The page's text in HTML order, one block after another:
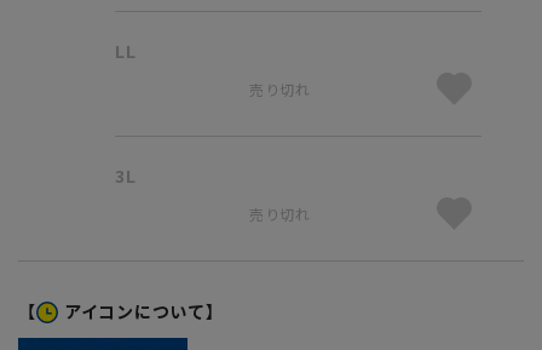
LL
売り切れ
3L
売り切れ
【 アイコンについて】